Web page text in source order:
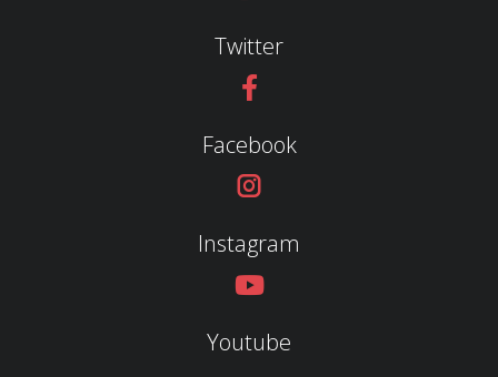
Twitter
Facebook
Instagram
Youtube